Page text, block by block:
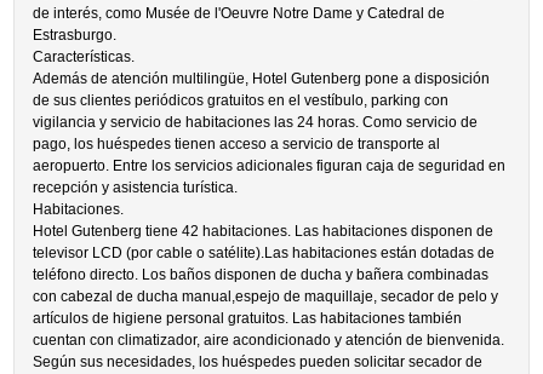
de interés, como Musée de l'Oeuvre Notre Dame y Catedral de
Estrasburgo.
Características.
Además de atención multilingüe, Hotel Gutenberg pone a disposición
de sus clientes periódicos gratuitos en el vestíbulo, parking con
vigilancia y servicio de habitaciones las 24 horas. Como servicio de
pago, los huéspedes tienen acceso a servicio de transporte al
aeropuerto. Entre los servicios adicionales figuran caja de seguridad en
recepción y asistencia turística.
Habitaciones.
Hotel Gutenberg tiene 42 habitaciones. Las habitaciones disponen de
televisor LCD (por cable o satélite).Las habitaciones están dotadas de
teléfono directo. Los baños disponen de ducha y bañera combinadas
con cabezal de ducha manual,espejo de maquillaje, secador de pelo y
artículos de higiene personal gratuitos. Las habitaciones también
cuentan con climatizador, aire acondicionado y atención de bienvenida.
Según sus necesidades, los huéspedes pueden solicitar secador de